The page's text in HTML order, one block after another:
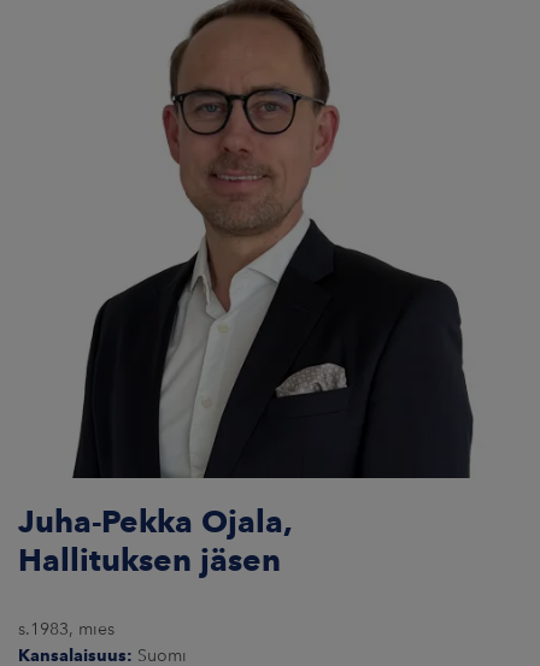
Juha-Pekka Ojala,
Hallituksen jäsen
s.1983, mies
Kansalaisuus: Suomi